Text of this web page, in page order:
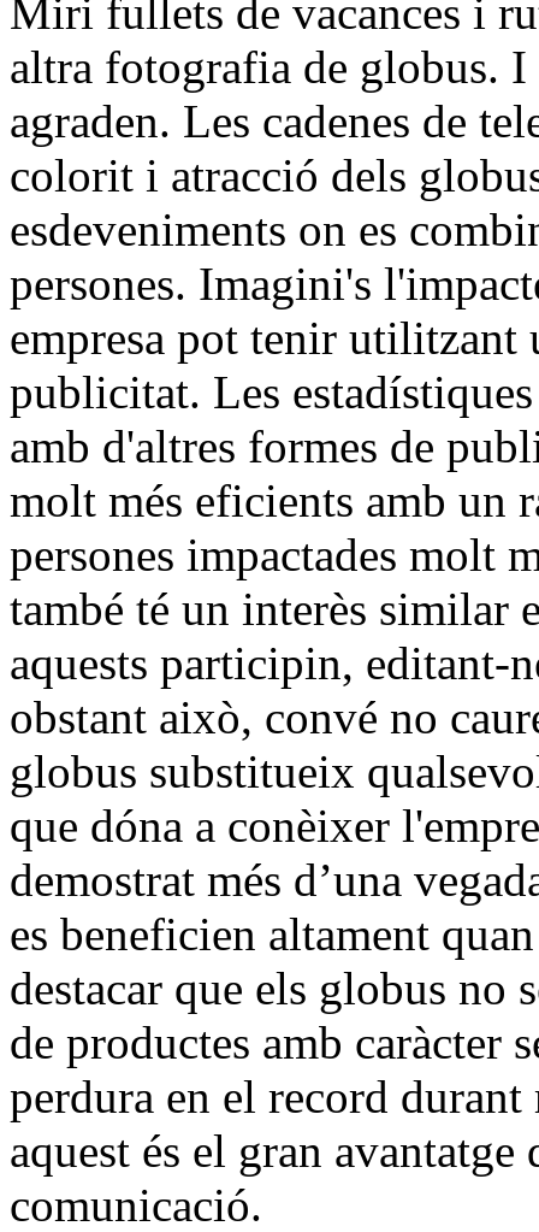
Miri fullets de vacances i
altra fotografia de globus. I
agraden. Les cadenes de
colorit i atracció dels
esdeveniments on es
persones. Imagini's
empresa pot tenir utilitzant
publicitat. Les
amb d'altres formes de
molt més eficients amb un
persones impactades molt
també té un interès similar
aquests participin, editant-
obstant això, convé no
globus substitueix
que dóna a conèixer
demostrat més d’una
es beneficien altament
destacar que els globus no
de productes amb caràcter
perdura en el record
aquest és el gran
comunicació.